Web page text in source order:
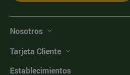
Nosotros
Tarjeta Cliente
Establecimientos